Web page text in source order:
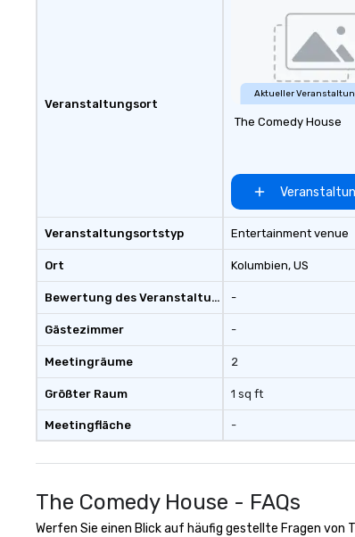
create
that
Veranstaltungsort
Veranstaltungsortstyp
Ort
Bewertung des Veranstaltungsortes
Gästezimmer
Meetingräume
Größter Raum
Meetingfläche
Aktueller
The Comedy House
Entertainment venue
Kolumbien, US
-
-
2
1 sq ft
-
The Comedy House - FAQs
Werfen Sie einen Blick auf häufig gestellte Fragen von